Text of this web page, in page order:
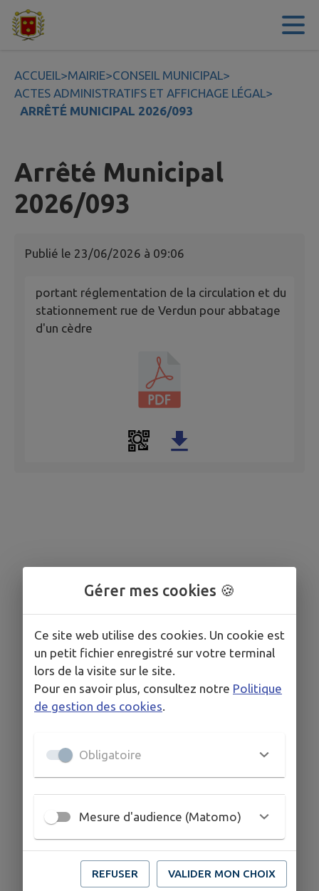
Contenu
ACCUEIL>MAIRIE>CONSEIL MUNICIPAL>
ACTES ADMINISTRATIFS ET AFFICHAGE LÉGAL>
ARRÊTÉ MUNICIPAL 2026/093
Arrêté Municipal
2026/093
Publié le 23/06/2026 à 09:06
portant réglementation de la circulation et du
stationnement rue de Verdun pour abbatage
d'un cèdre
Gérer mes cookies 🍪
Ce site web utilise des cookies. Un cookie est
un petit fichier enregistré sur votre terminal
lors de la visite sur le site.
Pour en savoir plus, consultez notre Politique
de gestion des cookies
Obligatoire
Mesure d'audience (Matomo)
REFUSER VALIDER MON CHOIX